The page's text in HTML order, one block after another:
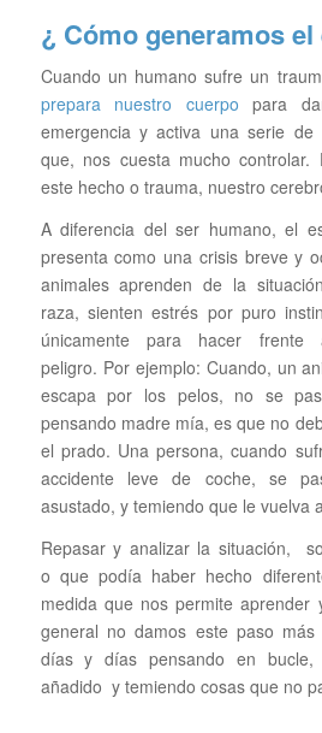
¿ Cómo generamos
Cuando un humano sufre un
prepara nuestro cuerpo para
emergencia y activa una serie de
que, nos cuesta mucho
este hecho o trauma, nuestro
A diferencia del ser humano, el
presenta como una crisis breve y
animales aprenden de la
raza, sienten estrés por puro
únicamente para hacer
peligro. Por ejemplo: Cuando, un
escapa por los pelos, no se
pensando madre mía, es que no
el prado. Una persona, cuando
accidente leve de coche, se
asustado, y temiendo que le vuelva
Repasar y analizar la situación,
o que podía haber hecho
medida que nos permite aprender
general no damos este paso
días y días pensando en bucle,
añadido y temiendo cosas que no